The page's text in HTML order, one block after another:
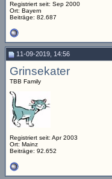
Registriert seit: Sep 2000
Ort: Bayern
Beiträge: 82.687
11-09-2019, 14:56
Grinsekater
TBB Family
Registriert seit: Apr 2003
Ort: Mainz
Beiträge: 92.652